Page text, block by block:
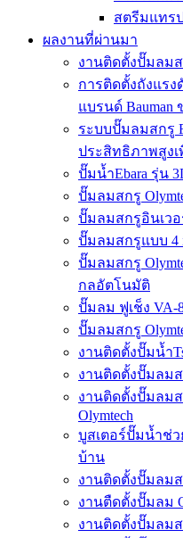
สตรีมแทรป
ผลงานที่ผ่านมา
งานติดตั้งปั๊มลมส
การติดตั้งถังแรงดั
แบรนด์ Bauman
ระบบปั๊มลมสกรู
ประสิทธิภาพสูง
ปั๊มน้ำEbara รุ่น
ปั๊มลมสกรู
ปั๊มลมสกรูอินเวอ
ปั๊มลมสกรูแบบ 4
ปั๊มลมสกรู
กลอัตโนมัติ
ปั๊มลม ฟูเช็ง VA-
ปั๊มลมสกรู
งานติดตั้งปั๊มน้ำ
งานติดตั้งปั๊มลมส
งานติดตั้งปั๊มลมส
Olymtech
บูสเตอร์ปั๊มน้ำช่
บ้าน
งานติดตั้งปั๊มลมส
งานตืดตั้งปั๊มลม
งานติดตั้งปั๊มลมส